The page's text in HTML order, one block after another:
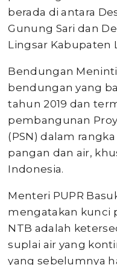
berada di antara
Gunung Sari dan
Lingsar Kabupaten
Bendungan
bendungan yang
tahun 2019 dan
pembangunan
(PSN) dalam
pangan dan air,
Indonesia.
Menteri PUPR
mengatakan kunci
NTB adalah
suplai air yang
yang sebelumnya